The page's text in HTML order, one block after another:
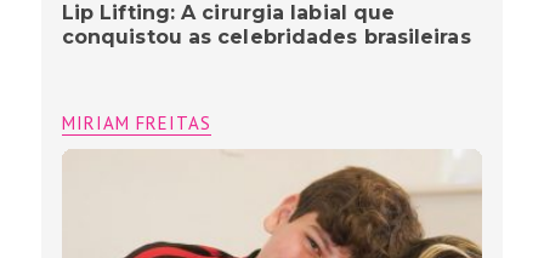
Lip Lifting: A cirurgia labial que
conquistou as celebridades brasileiras
MIRIAM FREITAS